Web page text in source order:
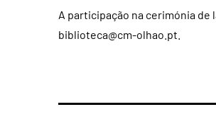
A participação na cerimónia de
biblioteca@cm-olhao.pt